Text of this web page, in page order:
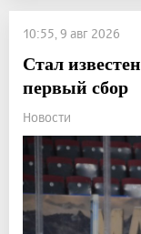
10:55, 9 авг 2026
Стал
первый сбор
Новости